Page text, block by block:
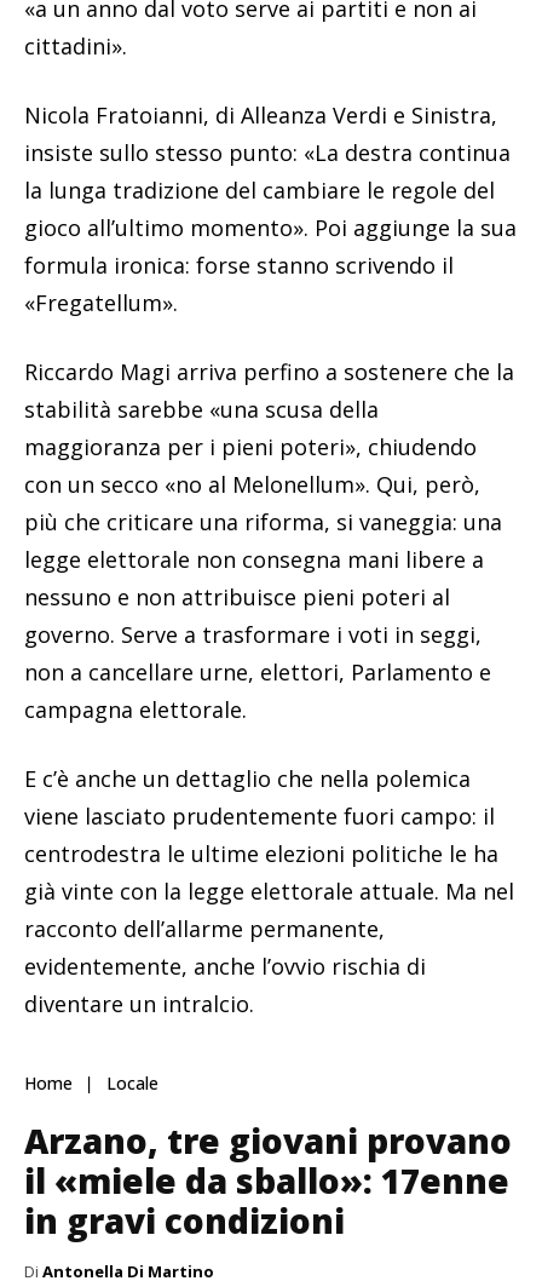
«a un anno dal voto serve ai partiti e non ai
cittadini».
Nicola Fratoianni, di Alleanza Verdi e Sinistra,
insiste sullo stesso punto: «La destra continua
la lunga tradizione del cambiare le regole del
gioco all’ultimo momento». Poi aggiunge la sua
formula ironica: forse stanno scrivendo il
«Fregatellum».
Riccardo Magi arriva perfino a sostenere che la
stabilità sarebbe «una scusa della
maggioranza per i pieni poteri», chiudendo
con un secco «no al Melonellum». Qui, però,
più che criticare una riforma, si vaneggia: una
legge elettorale non consegna mani libere a
nessuno e non attribuisce pieni poteri al
governo. Serve a trasformare i voti in seggi,
non a cancellare urne, elettori, Parlamento e
campagna elettorale.
E c’è anche un dettaglio che nella polemica
viene lasciato prudentemente fuori campo: il
centrodestra le ultime elezioni politiche le ha
già vinte con la legge elettorale attuale. Ma nel
racconto dell’allarme permanente,
evidentemente, anche l’ovvio rischia di
diventare un intralcio.
Home Locale
Arzano, tre giovani provano
il «miele da sballo»: 17enne
in gravi condizioni
Di Antonella Di Martino